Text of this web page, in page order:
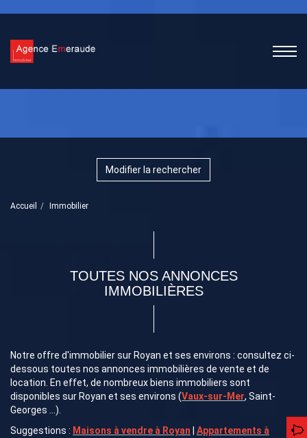
Modifier la rechercher
Accueil Immobilier
TOUTES NOS ANNONCES
IMMOBILIÈRES
Notre offre d'immobilier sur Royan et ses environs : consultez ci-
dessous toutes nos annonces immobilières de vente et de
location. En effet, de nombreux biens immobiliers sont
disponibles sur Royan et ses environs (Vaux-sur-Mer, Saint-
Georges ...).
Suggestions : Maisons à vendre à Royan
Appartements à